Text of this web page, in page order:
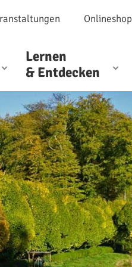
Onlineshop
Lernen
& Entdecken